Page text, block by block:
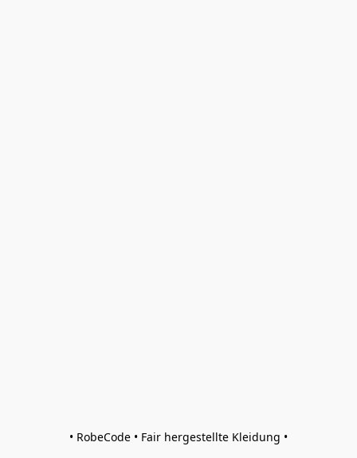
• RobeCode • Fair hergestellte Kleidung •